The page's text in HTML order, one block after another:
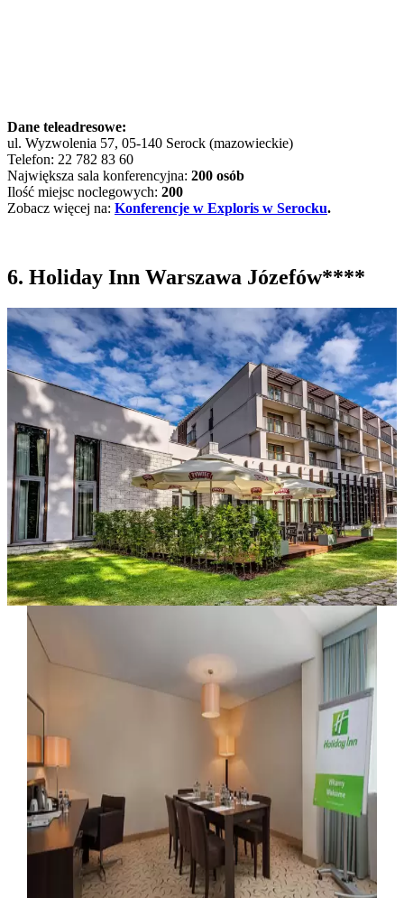
Dane teleadresowe:
ul. Wyzwolenia 57, 05-140 Serock (mazowieckie)
Telefon: 22 782 83 60
Największa sala konferencyjna: 200 osób
Ilość miejsc noclegowych: 200
Zobacz więcej na: Konferencje w Exploris w Serocku.
6. Holiday Inn Warszawa Józefów****